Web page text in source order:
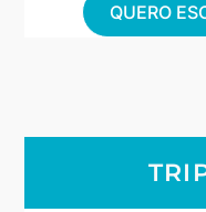
QUERO